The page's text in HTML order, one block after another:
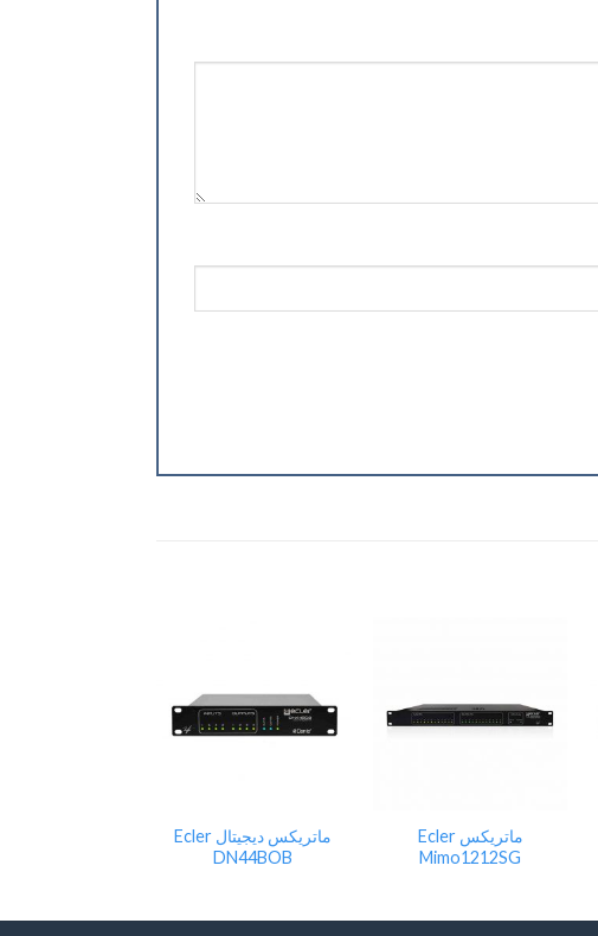
wishlist
ماتریکس Ecler
Mimo1212SG
wishlist
ماتریکس دیجیتال Ecler
DN44BOB